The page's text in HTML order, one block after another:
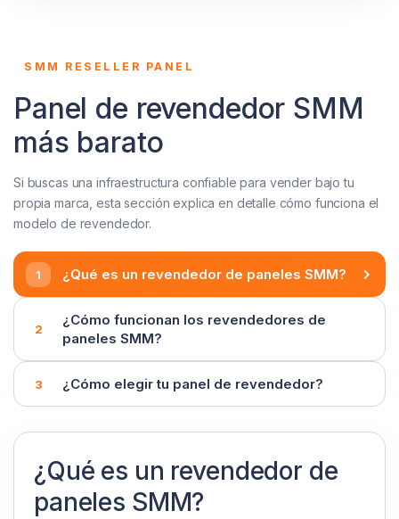
SMM RESELLER PANEL
Panel de revendedor SMM
más barato
Si buscas una infraestructura confiable para vender bajo tu
propia marca, esta sección explica en detalle cómo funciona el
modelo de revendedor.
¿Qué es un revendedor de paneles SMM?
¿Cómo funcionan los revendedores de
paneles SMM?
¿Cómo elegir tu panel de revendedor?
¿Qué es un revendedor de
paneles SMM?